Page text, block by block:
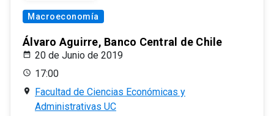
Macroeconomía
Álvaro Aguirre, Banco Central de Chile
20 de Junio de 2019
17:00
Facultad de Ciencias Económicas y
Administrativas UC